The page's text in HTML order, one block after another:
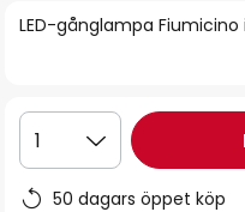
bildgalleriet
LED-gånglampa
1
50 dagars öppet köp